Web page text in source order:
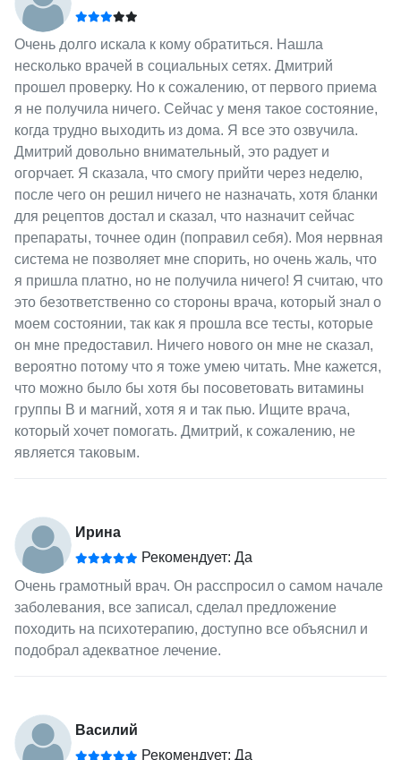
Очень долго искала к кому обратиться. Нашла
несколько врачей в социальных сетях. Дмитрий
прошел проверку. Но к сожалению, от первого приема
я не получила ничего. Сейчас у меня такое состояние,
когда трудно выходить из дома. Я все это озвучила.
Дмитрий довольно внимательный, это радует и
огорчает. Я сказала, что смогу прийти через неделю,
после чего он решил ничего не назначать, хотя бланки
для рецептов достал и сказал, что назначит сейчас
препараты, точнее один (поправил себя). Моя нервная
система не позволяет мне спорить, но очень жаль, что
я пришла платно, но не получила ничего! Я считаю, что
это безответственно со стороны врача, который знал о
моем состоянии, так как я прошла все тесты, которые
он мне предоставил. Ничего нового он мне не сказал,
вероятно потому что я тоже умею читать. Мне кажется,
что можно было бы хотя бы посоветовать витамины
группы B и магний, хотя я и так пью. Ищите врача,
который хочет помогать. Дмитрий, к сожалению, не
является таковым.
Ирина
Рекомендует: Да
Очень грамотный врач. Он расспросил о самом начале
заболевания, все записал, сделал предложение
походить на психотерапию, доступно все объяснил и
подобрал адекватное лечение.
Василий
Рекомендует: Да